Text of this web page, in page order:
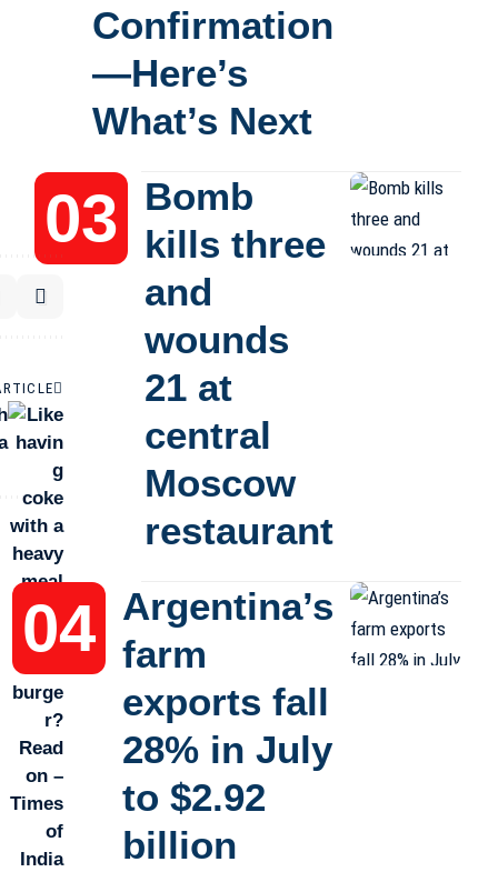
Confirmation
—Here’s
What’s Next
Bomb
kills three
and
wounds
21 at
central
Moscow
restaurant
Argentina’s
farm
exports fall
28% in July
to $2.92
billion